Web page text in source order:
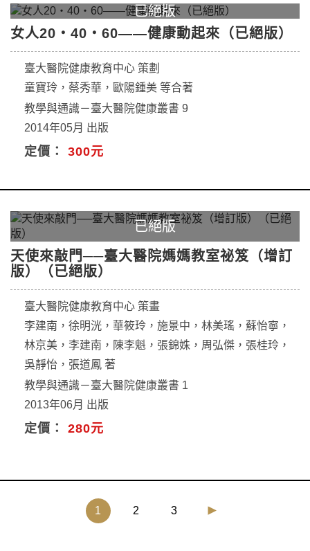
女人20‧40‧60——健康動起來（已絕版）
臺大醫院健康教育中心 策劃
童寶玲，蔡秀華，歐陽鍾美 等合著
教學與通識－臺大醫院健康叢書 9
2014年05月 出版
定價： 300元
天使來敲門──臺大醫院媽媽教室祕笈（增訂
版）（已絕版）
臺大醫院健康教育中心 策畫
李建南，徐明洸，華筱玲，施景中，林美瑤，蘇怡寧，
林京美，李建南，陳李魁，張錦姝，周弘傑，張桂玲，
吳靜怡，張道鳳 著
教學與通識－臺大醫院健康叢書 1
2013年06月 出版
定價： 280元
1 (current)
2 3